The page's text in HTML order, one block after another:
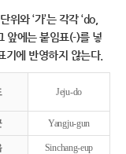
위와 ‘가’는 각각 ‘do,
앞에는 붙임표(-)를 넣
기에 반영하지 않는다.
Jeju-do
Yangju-gun
Sinchang-eup